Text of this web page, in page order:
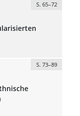
S. 65–72
S. 73–89